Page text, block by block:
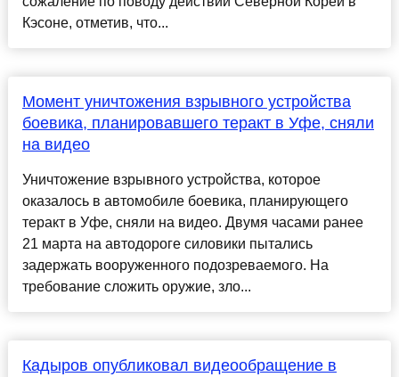
Кэсоне, отметив, что...
Момент уничтожения взрывного устройства
боевика, планировавшего теракт в Уфе, сняли
на видео
Уничтожение взрывного устройства, которое
оказалось в автомобиле боевика, планирующего
теракт в Уфе, сняли на видео. Двумя часами ранее
21 марта на автодороге силовики пытались
задержать вооруженного подозреваемого. На
требование сложить оружие, зло...
Кадыров опубликовал видеообращение в